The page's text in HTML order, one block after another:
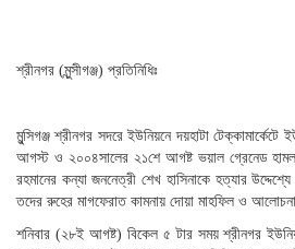
শ্রীনগর (মুন্সীগঞ্জ) প্রতিনিধিঃ
মুন্সিগঞ্জ শ্রীনগর সদরে ইউনিয়নে দয়হাটা
আগস্ট ও ২০০৪সালের ২১শে আগষ্ট ভয়াল গ্রেনেড
রহমানের কন্যা জননেত্রী শেখ হাসিনাকে হত্যার
তদের রুহের মাগফেরাত কামনায় দোয়া মাহফিল ও
শনিবার (২৮ই আগষ্ট) বিকেল ৫ টার সময় শ্রীনগর